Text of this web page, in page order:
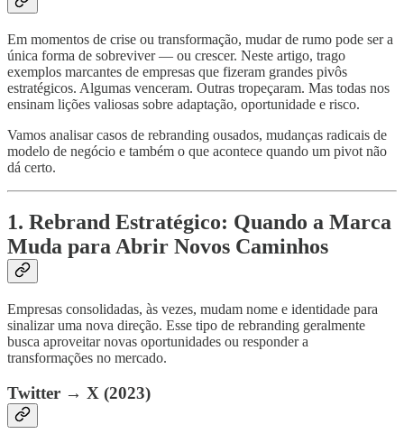
Em momentos de crise ou transformação, mudar de rumo pode ser a
única forma de sobreviver — ou crescer. Neste artigo, trago
exemplos marcantes de empresas que fizeram grandes pivôs
estratégicos. Algumas venceram. Outras tropeçaram. Mas todas nos
ensinam lições valiosas sobre adaptação, oportunidade e risco.
Vamos analisar casos de rebranding ousados, mudanças radicais de
modelo de negócio e também o que acontece quando um pivot não
dá certo.
1. Rebrand Estratégico: Quando a Marca
Muda para Abrir Novos Caminhos
Empresas consolidadas, às vezes, mudam nome e identidade para
sinalizar uma nova direção. Esse tipo de rebranding geralmente
busca aproveitar novas oportunidades ou responder a
transformações no mercado.
Twitter → X (2023)